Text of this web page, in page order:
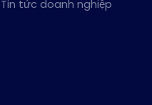
Tin tức doanh nghiệp